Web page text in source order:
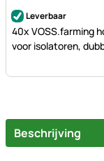
Nog geen
Leverbaar
40x VOSS.farming
voor isolatoren,
Beschrijving